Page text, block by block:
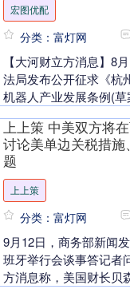
宏图优配
分类：富灯网
【大河财立方消息】8
法局发布公开征求《杭
机器人产业发展条例(
支持框架，通过....
上上策 中美双方将
讨论美单边关税措施
题
上上策
分类：富灯网
9月12日，商务部新闻
班牙举行会谈事答记者
方消息称，美国财长贝